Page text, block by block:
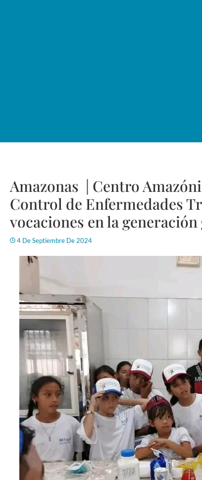
Amazonas | Centro
Control de Enfermedades
vocaciones en la generación
4 De Septiembre De 2024